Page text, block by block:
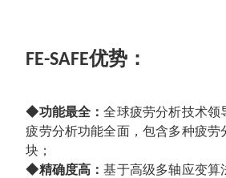
FE-SAFE优势：
◆功能最全：全球疲劳分析技术领
疲劳分析功能全面，包含多种疲劳
块；
◆精确度高：基于高级多轴应变算